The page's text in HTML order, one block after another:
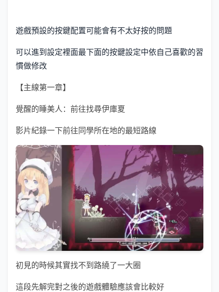
遊戲預設的按鍵配置可能會有不太好按的問題
可以進到設定裡面最下面的按鍵設定中依自己喜歡的習
慣做修改
【主線第一章】
覺醒的睡美人：前往找尋伊庫夏
影片紀錄一下前往同學所在地的最短路線
初見的時候其實找不到路繞了一大圈
這段先解完對之後的遊戲體驗應該會比較好